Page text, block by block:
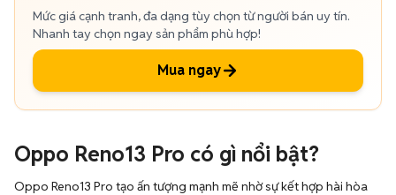
Mức giá cạnh tranh, đa dạng tùy chọn từ người bán uy tín.
Nhanh tay chọn ngay sản phẩm phù hợp!
Mua ngay
Oppo Reno13 Pro có gì nổi bật?
Oppo Reno13 Pro tạo ấn tượng mạnh mẽ nhờ sự kết hợp hài hòa